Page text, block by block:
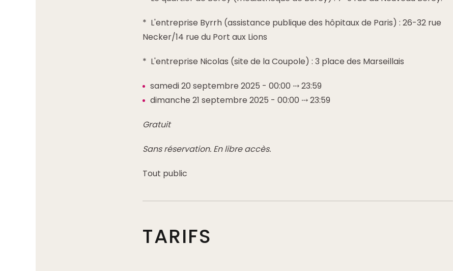
* L'entreprise Byrrh (assistance publique des hôpitaux de Paris) : 26-32 rue
Necker/14 rue du Port aux Lions
* L'entreprise Nicolas (site de la Coupole) : 3 place des Marseillais
samedi 20 septembre 2025 - 00:00 ⤏ 23:59
dimanche 21 septembre 2025 - 00:00 ⤏ 23:59
Gratuit
Sans réservation. En libre accès.
Tout public
TARIFS